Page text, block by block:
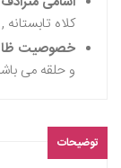
کلاه تابستانه
خصوصیت
و حلقه می
توضیحات